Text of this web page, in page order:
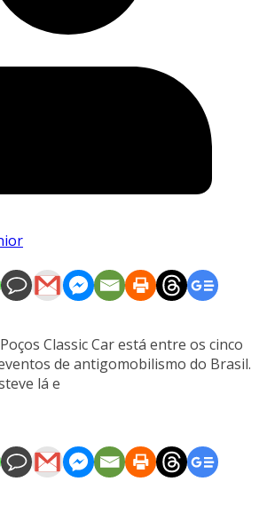
Classic Car está entre os cinco
de antigomobilismo do Brasil.
lá e